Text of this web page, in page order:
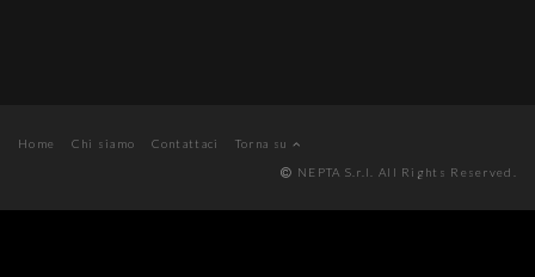
Home Chi siamo Contattaci
Torna su
NEPTA S.r.l. All Rights Reserved.